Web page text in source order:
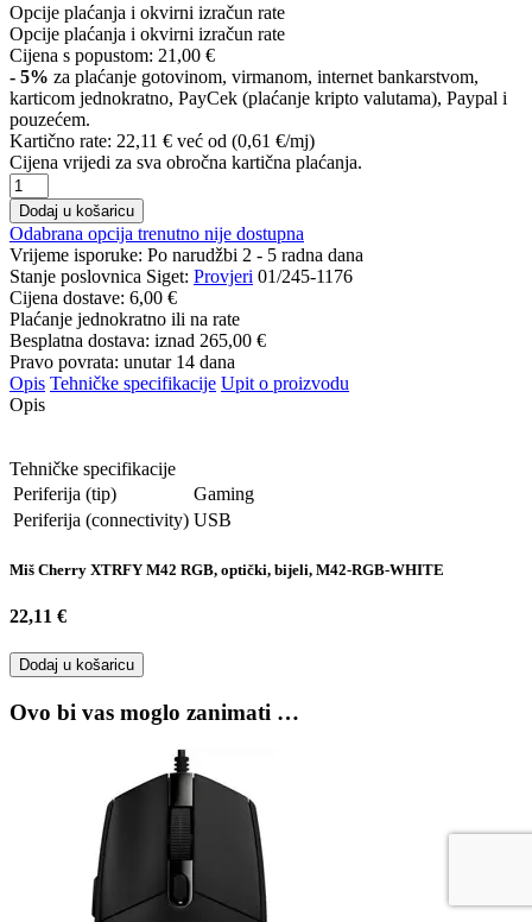
Opcije plaćanja i okvirni izračun rate
Opcije plaćanja i okvirni izračun rate
Cijena s popustom: 21,00 €
- 5% za plaćanje gotovinom, virmanom, internet bankarstvom,
karticom jednokratno, PayCek (plaćanje kripto valutama), Paypal i
pouzećem.
Kartično rate: 22,11 € već od (0,61 €/mj)
Cijena vrijedi za sva obročna kartična plaćanja.
Dodaj u košaricu
Odabrana opcija trenutno nije dostupna
Vrijeme isporuke: Po narudžbi 2 - 5 radna dana
Stanje poslovnica Siget: Provjeri 01/245-1176
Cijena dostave: 6,00 €
Plaćanje jednokratno ili na rate
Besplatna dostava: iznad 265,00 €
Pravo povrata: unutar 14 dana
Opis Tehničke specifikacije Upit o proizvodu
Opis
Tehničke specifikacije
Periferija (tip)
Gaming
Periferija (connectivity) USB
Miš Cherry XTRFY M42 RGB, optički, bijeli, M42-RGB-WHITE
22,11 €
Dodaj u košaricu
Ovo bi vas moglo zanimati …